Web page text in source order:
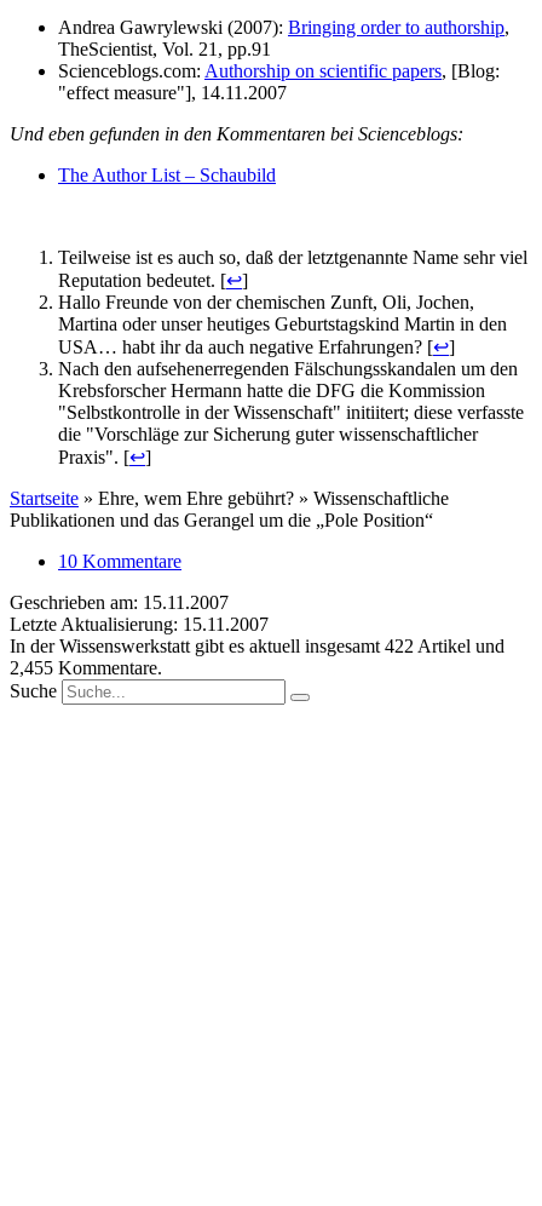
Andrea Gawrylewski (2007): Bringing order to authorship,
TheScientist, Vol. 21, pp.91
Scienceblogs.com: Authorship on scientific papers, [Blog:
"effect measure"], 14.11.2007
Und eben gefunden in den Kommentaren bei Scienceblogs:
The Author List – Schaubild
Teilweise ist es auch so, daß der letztgenannte Name sehr viel
Reputation bedeutet. [↩]
Hallo Freunde von der chemischen Zunft, Oli, Jochen,
Martina oder unser heutiges Geburtstagskind Martin in den
USA… habt ihr da auch negative Erfahrungen? [↩]
Nach den aufsehenerregenden Fälschungsskandalen um den
Krebsforscher Hermann hatte die DFG die Kommission
"Selbstkontrolle in der Wissenschaft" initiitert; diese verfasste
die "Vorschläge zur Sicherung guter wissenschaftlicher
Praxis". [↩]
Startseite » Ehre, wem Ehre gebührt? » Wissenschaftliche
Publikationen und das Gerangel um die „Pole Position“
10 Kommentare
Geschrieben am: 15.11.2007
Letzte Aktualisierung: 15.11.2007
In der Wissenswerkstatt gibt es aktuell insgesamt422Artikel und
2,455 Kommentare.
Suche